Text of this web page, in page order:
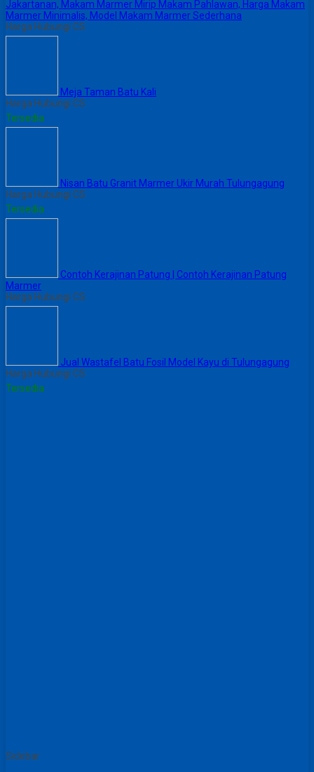
Jakartanan, Makam Marmer Mirip Makam Pahlawan, Harga Makam
Marmer Minimalis, Model Makam Marmer Sederhana
Harga Hubungi CS
Meja Taman Batu Kali
Harga Hubungi CS
Tersedia
Nisan Batu Granit Marmer Ukir Murah Tulungagung
Harga Hubungi CS
Tersedia
Contoh Kerajinan Patung | Contoh Kerajinan Patung
Marmer
Harga Hubungi CS
Jual Wastafel Batu Fosil Model Kayu di Tulungagung
Harga Hubungi CS
Tersedia
Sidebar